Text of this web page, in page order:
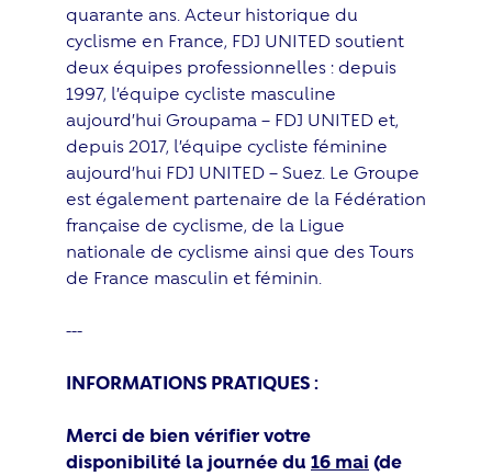
quarante ans. Acteur historique du
cyclisme en France, FDJ UNITED soutient
deux équipes professionnelles : depuis
1997, l’équipe cycliste masculine
aujourd’hui Groupama – FDJ UNITED et,
depuis 2017, l’équipe cycliste féminine
aujourd’hui FDJ UNITED – Suez. Le Groupe
est également partenaire de la Fédération
française de cyclisme, de la Ligue
nationale de cyclisme ainsi que des Tours
de France masculin et féminin.
---
INFORMATIONS PRATIQUES :
Merci de bien vérifier votre
disponibilité la journée du 16 mai (de